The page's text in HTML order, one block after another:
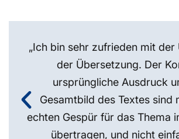
„Ich bin sehr zufrieden mit der
der Übersetzung. Der
ursprüngliche Ausdruck
Gesamtbild des Textes sind
echten Gespür für das Thema
übertragen, und nicht